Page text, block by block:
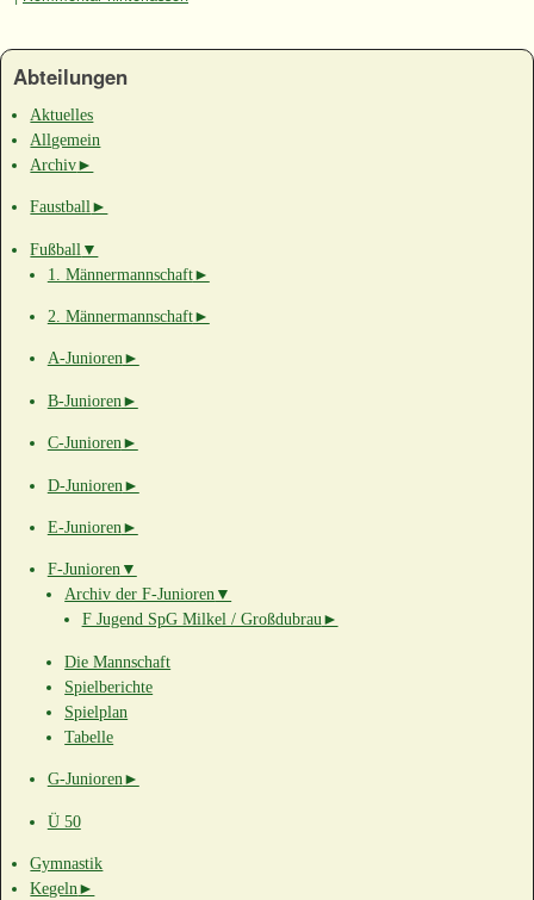
Abteilungen
Aktuelles
Allgemein
Archiv►
Faustball►
Fußball ▼
1. Männermannschaft►
2. Männermannschaft►
A-Junioren►
B-Junioren►
C-Junioren►
D-Junioren►
E-Junioren►
F-Junioren▼
Archiv der F-Junioren▼
F Jugend SpG Milkel / Großdubrau►
Die Mannschaft
Spielberichte
Spielplan
Tabelle
G-Junioren►
Ü 50
Gymnastik
Kegeln►